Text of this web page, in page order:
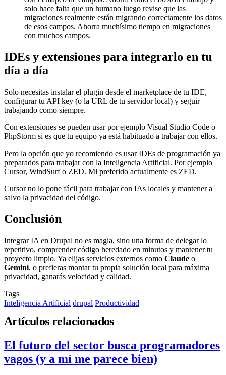
solo hace falta que un humano luego revise que las
migraciones realmente están migrando correctamente los datos
de esos campos. Ahorra muchísimo tiempo en migraciones
con muchos campos.
IDEs y extensiones para integrarlo en tu
día a día
Solo necesitas instalar el plugin desde el marketplace de tu IDE,
configurar tu API key (o la URL de tu servidor local) y seguir
trabajando como siempre.
Con extensiones se pueden usar por ejemplo Visual Studio Code o
PhpStorm si es que tu equipo ya está habituado a trabajar con ellos.
Pero la opción que yo recomiendo es usar IDEs de programación ya
preparados para trabajar con la Inteligencia Artificial. Por ejemplo
Cursor, WindSurf o ZED. Mi preferido actualmente es ZED.
Cursor no lo pone fácil para trabajar con IAs locales y mantener a
salvo la privacidad del código.
Conclusión
Integrar IA en Drupal no es magia, sino una forma de delegar lo
repetitivo, comprender código heredado en minutos y mantener tu
proyecto limpio. Ya elijas servicios externos como Claude o
Gemini, o prefieras montar tu propia solución local para máxima
privacidad, ganarás velocidad y calidad.
Tags
Inteligencia Artificial drupal Productividad
Artículos relacionados
El futuro del sector busca programadores
vagos (y a mí me parece bien)